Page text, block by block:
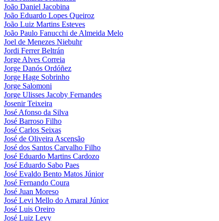
João Daniel Jacobina
João Eduardo Lopes Queiroz
João Luiz Martins Esteves
João Paulo Fanucchi de Almeida Melo
Joel de Menezes Niebuhr
Jordi Ferrer Beltrán
Jorge Alves Correia
Jorge Danós Ordóñez
Jorge Hage Sobrinho
Jorge Salomoni
Jorge Ulisses Jacoby Fernandes
Josenir Teixeira
José Afonso da Silva
José Barroso Filho
José Carlos Seixas
José de Oliveira Ascensão
José dos Santos Carvalho Filho
José Eduardo Martins Cardozo
José Eduardo Sabo Paes
José Evaldo Bento Matos Júnior
José Fernando Coura
José Juan Moreso
José Levi Mello do Amaral Júnior
José Luis Oreiro
José Luiz Levy